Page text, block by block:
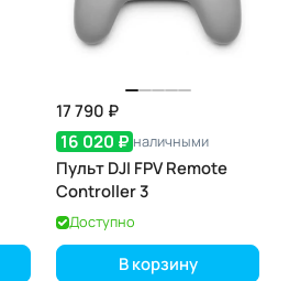
17 790 ₽
16 020 ₽ наличными
Пульт DJI FPV Remote
Controller 3
Доступно
В корзину